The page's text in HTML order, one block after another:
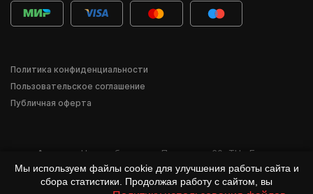
Политика конфиденциальности
Пользовательское соглашение
Публичная оферта
Адрес: г. Новосибирск ул. Писарева, 60 ТЦ «Баzа»
*Деятельность компании Meta Inc. и её продуктов Instagram, Facebook и др.
признана в России экстремистской и запрещена.
Мы используем файлы cookie для улучшения работы сайта и
сбора статистики. Продолжая работу с сайтом, вы